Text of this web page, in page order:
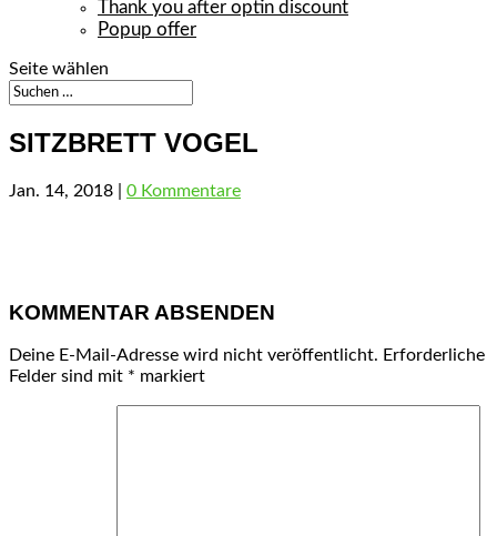
Thank you after optin discount
Popup offer
Seite wählen
SITZBRETT VOGEL
Jan. 14, 2018 0 Kommentare
KOMMENTAR ABSENDEN
Deine E-Mail-Adresse wird nicht veröffentlicht. Erforderliche
Felder sind mit * markiert